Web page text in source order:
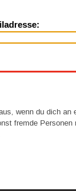
wenn du dich an
fremde Personen